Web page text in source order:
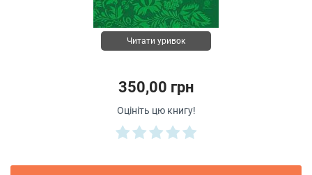
Читати уривок
350,00 грн
Оцініть цю книгу!